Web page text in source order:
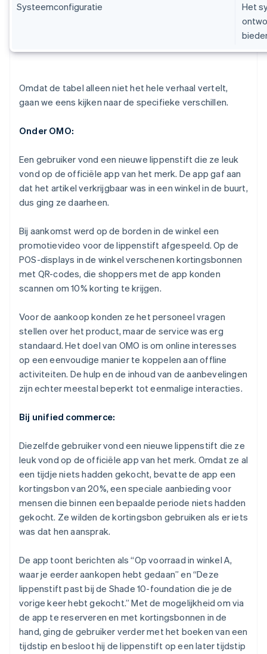
Systeemconfiguratie
Het
Omdat de tabel alleen niet het hele verhaal vertelt,
gaan we eens kijken naar de specifieke verschillen.
Onder OMO:
Een gebruiker vond een nieuwe lippenstift die ze leuk
vond op de officiële app van het merk. De app gaf aan
dat het artikel verkrijgbaar was in een winkel in de buurt,
dus ging ze daarheen.
Bij aankomst werd op de borden in de winkel een
promotievideo voor de lippenstift afgespeeld. Op de
POS-displays in de winkel verschenen kortingsbonnen
met QR-codes, die shoppers met de app konden
scannen om 10% korting te krijgen.
Voor de aankoop konden ze het personeel vragen
stellen over het product, maar de service was erg
standaard. Het doel van OMO is om online interesses
op een eenvoudige manier te koppelen aan offline
activiteiten. De hulp en de inhoud van de aanbevelingen
zijn echter meestal beperkt tot eenmalige interacties.
Bij unified commerce:
Diezelfde gebruiker vond een nieuwe lippenstift die ze
leuk vond op de officiële app van het merk. Omdat ze al
een tijdje niets hadden gekocht, bevatte de app een
kortingsbon van 20%, een speciale aanbieding voor
mensen die binnen een bepaalde periode niets hadden
gekocht. Ze wilden de kortingsbon gebruiken als er iets
was dat hen aansprak.
De app toont berichten als “Op voorraad in winkel A,
waar je eerder aankopen hebt gedaan” en “Deze
lippenstift past bij de Shade 10-foundation die je de
vorige keer hebt gekocht.” Met de mogelijkheid om via
de app te reserveren en met kortingsbonnen in de
hand, ging de gebruiker verder met het boeken van een
tijdstip en besloot hij de lippenstift op een later tijdstip